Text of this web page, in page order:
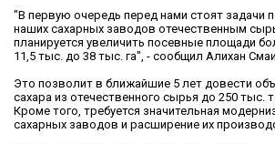
"В первую очередь перед нами стоят задачи
наших сахарных заводов отечественным
планируется увеличить посевные площади
11,5 тыс. до 38 тыс. га", - сообщил Алихан
Это позволит в ближайшие 5 лет довести
сахара из отечественного сырья до 250 тыс.
Кроме того, требуется значительная
сахарных заводов и расширение их